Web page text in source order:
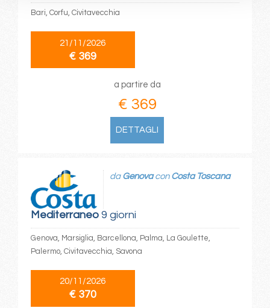
Bari, Corfu, Civitavecchia
21/11/2026
€ 369
a partire da
€ 369
DETTAGLI
Mediterraneo9 giorni
da Genovacon Costa Toscana
Genova, Marsiglia, Barcellona, Palma, La Goulette,
Palermo, Civitavecchia, Savona
20/11/2026
€ 370